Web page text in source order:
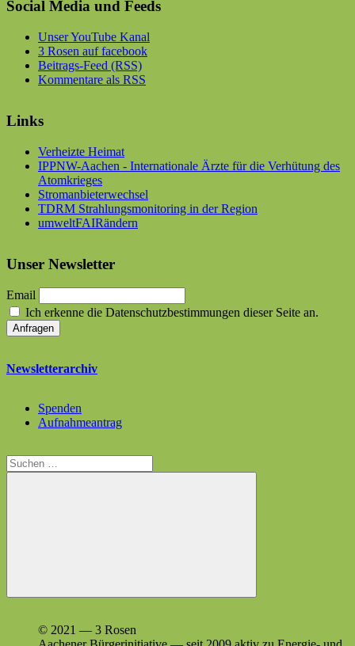
Social Media und Feeds
Unser YouTube Kanal
3 Rosen auf facebook
Beitrags-Feed (RSS)
Kommentare als RSS
Links
Verheizte Heimat
IPPNW-Aachen - Internationale Ärzte für die Verhütung des
Atomkrieges
Stromanbieterwechsel
TDRM Strahlungsmonitoring in der Region
umweltFAIRändern
Unser Newsletter
Email
Ich erkenne die Datenschutzbestimmungen dieser Seite an.
Newsletterarchiv
Spenden
Aufnahmeantrag
Suchen
nach:
Suchen
© 2021 — 3 Rosen